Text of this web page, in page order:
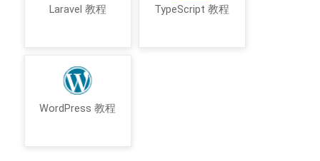
Laravel 教程 TypeScript 教程
WordPress 教程